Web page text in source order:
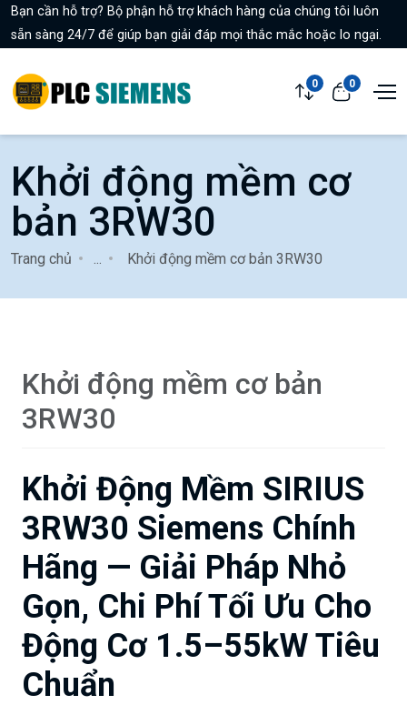
Bạn cần hỗ trợ? Bộ phận hỗ trợ khách hàng của chúng tôi luôn
sẵn sàng 24/7 để giúp bạn giải đáp mọi thắc mắc hoặc lo ngại.
0 0
Khởi động mềm cơ
bản 3RW30
Trang chủ Khởi động mềm cơ bản 3RW30
Khởi động mềm cơ bản
3RW30
Khởi Động Mềm SIRIUS
3RW30 Siemens Chính
Hãng — Giải Pháp Nhỏ
Gọn, Chi Phí Tối Ưu Cho
Động Cơ 1.5–55kW Tiêu
Chuẩn